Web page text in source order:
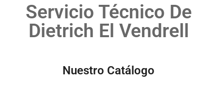
Servicio Técnico De
Dietrich El Vendrell
Nuestro Catálogo